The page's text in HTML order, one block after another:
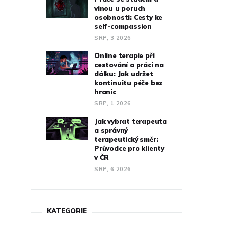
vinou u poruch
osobnosti: Cesty ke
self-compassion
SRP, 3 2026
Online terapie při
cestování a práci na
dálku: Jak udržet
kontinuitu péče bez
hranic
SRP, 1 2026
Jak vybrat terapeuta
a správný
terapeutický směr:
Průvodce pro klienty
v ČR
SRP, 6 2026
KATEGORIE